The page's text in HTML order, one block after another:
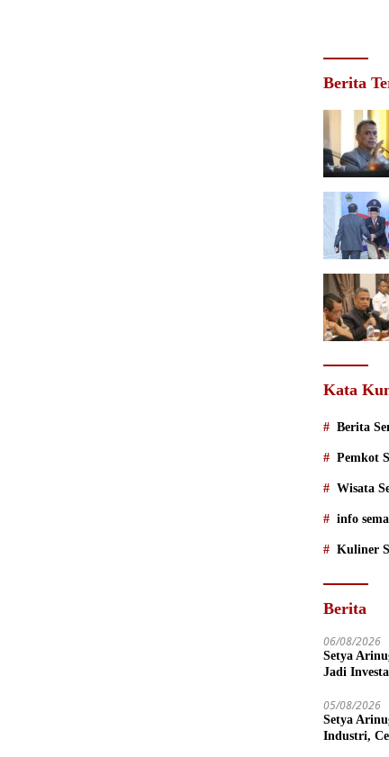
Berita
Kata
Berita
Pemkot
Wisata
info
Kuliner
Berita
06/08/2026
Setya
Jadi
05/08/2026
Setya
Industri,